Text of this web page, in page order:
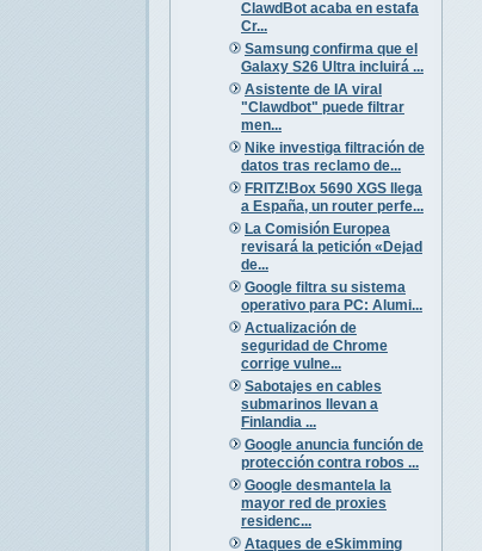
ClawdBot acaba en estafa
Cr...
Samsung confirma que el
Galaxy S26 Ultra incluirá ...
Asistente de IA viral
"Clawdbot" puede filtrar
men...
Nike investiga filtración de
datos tras reclamo de...
FRITZ!Box 5690 XGS llega
a España, un router perfe...
La Comisión Europea
revisará la petición «Dejad
de...
Google filtra su sistema
operativo para PC: Alumi...
Actualización de
seguridad de Chrome
corrige vulne...
Sabotajes en cables
submarinos llevan a
Finlandia ...
Google anuncia función de
protección contra robos ...
Google desmantela la
mayor red de proxies
residenc...
Ataques de eSkimming